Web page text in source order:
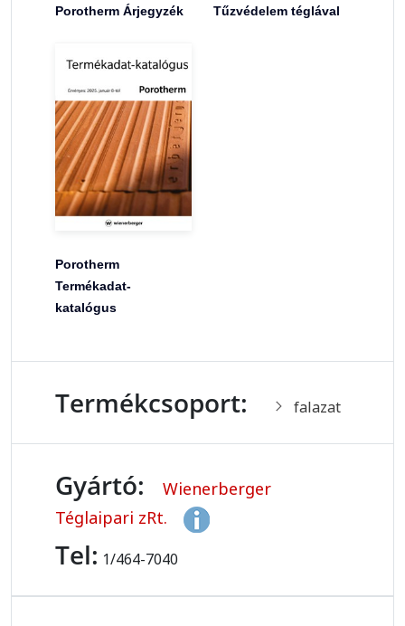
Porotherm Árjegyzék Tűzvédelem téglával
Porotherm
Termékadat-
katalógus
Termékcsoport: falazat
Gyártó:
Wienerberger
Téglaipari zRt.
Tel: 1/464-7040